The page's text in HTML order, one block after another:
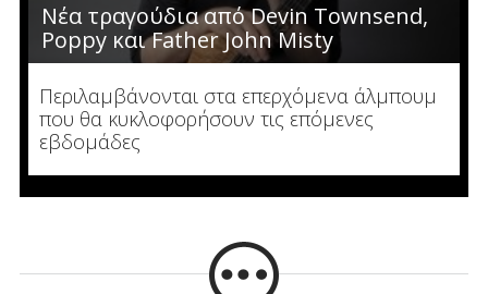
Νέα τραγούδια από Devin Townsend,
Poppy και Father John Misty
Περιλαμβάνονται στα επερχόμενα άλμπουμ
που θα κυκλοφορήσουν τις επόμενες
εβδομάδες